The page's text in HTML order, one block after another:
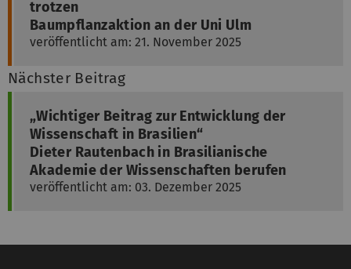
trotzen
Baumpflanzaktion an der Uni Ulm
veröffentlicht am: 21. November 2025
Nächster Beitrag
„Wichtiger Beitrag zur Entwicklung der
Wissenschaft in Brasilien“
Dieter Rautenbach in Brasilianische
Akademie der Wissenschaften berufen
veröffentlicht am: 03. Dezember 2025